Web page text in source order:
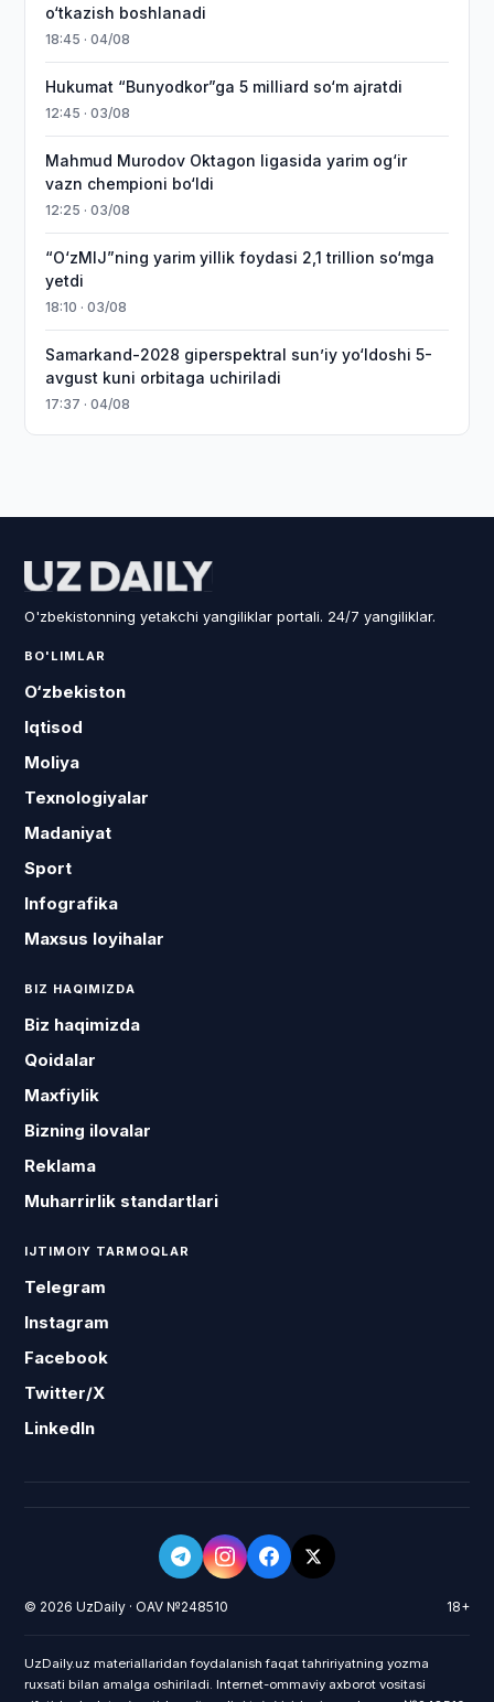
o‘tkazish boshlanadi
18:45 · 04/08
Hukumat “Bunyodkor”ga 5 milliard so‘m ajratdi
12:45 · 03/08
Mahmud Murodov Oktagon ligasida yarim og‘ir
vazn chempioni bo‘ldi
12:25 · 03/08
“O‘zMIJ”ning yarim yillik foydasi 2,1 trillion so‘mga
yetdi
18:10 · 03/08
Samarkand-2028 giperspektral sun’iy yo‘ldoshi 5-
avgust kuni orbitaga uchiriladi
17:37 · 04/08
O'zbekistonning yetakchi yangiliklar portali. 24/7 yangiliklar.
BO'LIMLAR
O‘zbekiston
Iqtisod
Moliya
Texnologiyalar
Madaniyat
Sport
Infografika
Maxsus loyihalar
BIZ HAQIMIZDA
Biz haqimizda
Qoidalar
Maxfiylik
Bizning ilovalar
Reklama
Muharrirlik standartlari
IJTIMOIY TARMOQLAR
Telegram
Instagram
Facebook
Twitter/X
LinkedIn
© 2026 UzDaily · OAV №248510 18+
UzDaily.uz materiallaridan foydalanish faqat tahririyatning yozma
ruxsati bilan amalga oshiriladi. Internet-ommaviy axborot vositasi